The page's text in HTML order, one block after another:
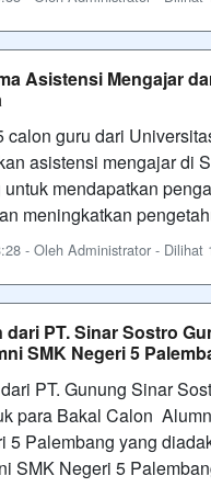
Asistensi Mengajar
calon guru dari
asistensi mengajar di
mendapatkan
meningkatkan
- Oleh Administrator - Dilihat
dari PT. Sinar Sostro
SMK Negeri 5
PT. Gunung Sinar
para Bakal Calon
5 Palembang yang
SMK Negeri 5